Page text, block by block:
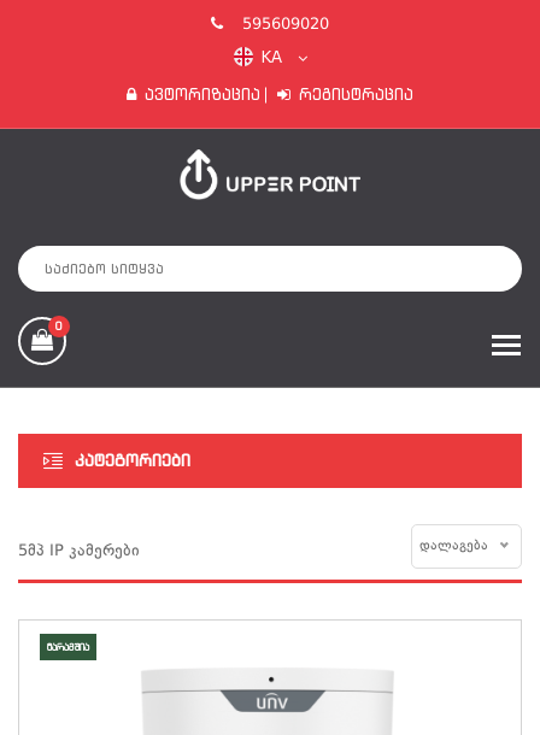
595609020
KA
Ავტორიზაცია
Რეგისტრაცია
0
ᲙᲐᲢᲔᲒᲝᲠᲘᲔᲑᲘ
5მპ IP კამერები დალაგება
მარაგშია